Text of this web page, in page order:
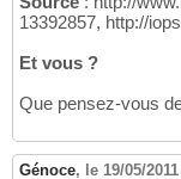
13392857, http://
Et vous ?
Que pensez-vous
Génoce, le 19/05/